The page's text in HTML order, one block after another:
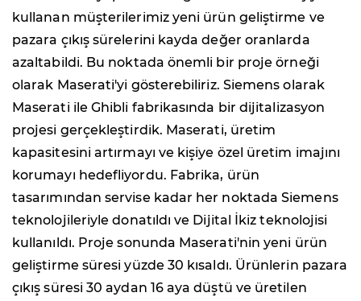
kullanan müşterilerimiz yeni ürün geliştirme ve
pazara çıkış sürelerini kayda değer oranlarda
azaltabildi. Bu noktada önemli bir proje örneği
olarak Maserati'yi gösterebiliriz. Siemens olarak
Maserati ile Ghibli fabrikasında bir dijitalizasyon
projesi gerçekleştirdik. Maserati, üretim
kapasitesini artırmayı ve kişiye özel üretim imajını
korumayı hedefliyordu. Fabrika, ürün
tasarımından servise kadar her noktada Siemens
teknolojileriyle donatıldı ve Dijital İkiz teknolojisi
kullanıldı. Proje sonunda Maserati'nin yeni ürün
geliştirme süresi yüzde 30 kısaldı. Ürünlerin pazara
çıkış süresi 30 aydan 16 aya düştü ve üretilen